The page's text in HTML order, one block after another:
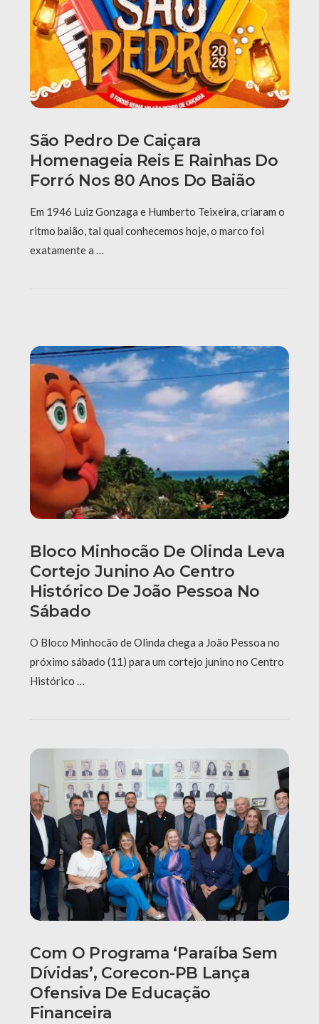
São Pedro De Caiçara
Homenageia Reis E Rainhas Do
Forró Nos 80 Anos Do Baião
Em 1946 Luiz Gonzaga e Humberto Teixeira, criaram o
ritmo baião, tal qual conhecemos hoje, o marco foi
exatamente a …
Bloco Minhocão De Olinda Leva
Cortejo Junino Ao Centro
Histórico De João Pessoa No
Sábado
O Bloco Minhocão de Olinda chega a João Pessoa no
próximo sábado (11) para um cortejo junino no Centro
Histórico …
Com O Programa ‘Paraíba Sem
Dívidas’, Corecon-PB Lança
Ofensiva De Educação
Financeira